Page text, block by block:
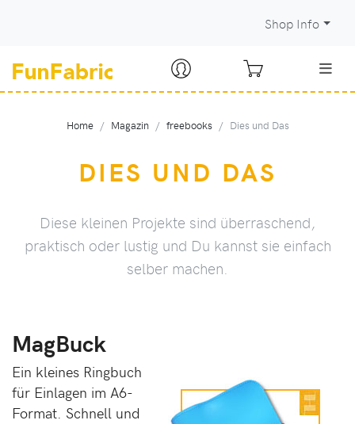
Shop Info
Home Magazin freebooks Dies und Das
DIES UND DAS
Diese kleinen Projekte sind überraschend,
praktisch oder lustig und Du kannst sie einfach
selber machen.
MagBuck
Ein kleines Ringbuch
für Einlagen im A6-
Format. Schnell und